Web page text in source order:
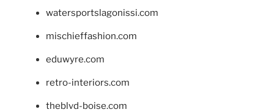
watersportslagonissi.com
mischieffashion.com
eduwyre.com
retro-interiors.com
theblvd-boise.com